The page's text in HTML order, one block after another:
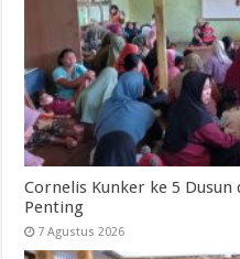
Cornelis Kunker ke 5 Dusun
Penting
7 Agustus 2026